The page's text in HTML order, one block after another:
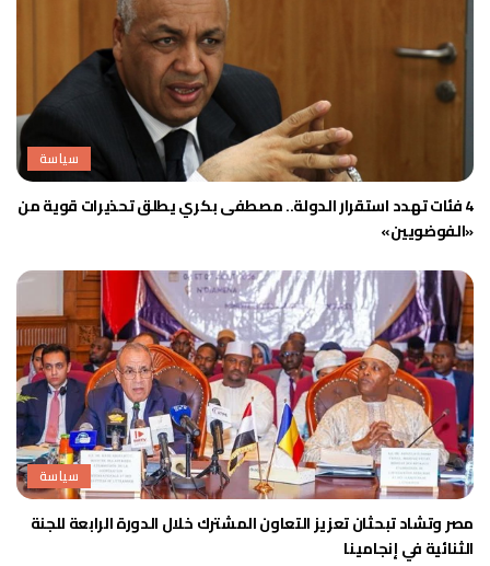
سياسة
4 فئات تهدد استقرار الدولة.. مصطفى بكري يطلق تحذيرات قوية من
«الفوضويين»
سياسة
مصر وتشاد تبحثان تعزيز التعاون المشترك خلال الدورة الرابعة للجنة
الثنائية في إنجامينا